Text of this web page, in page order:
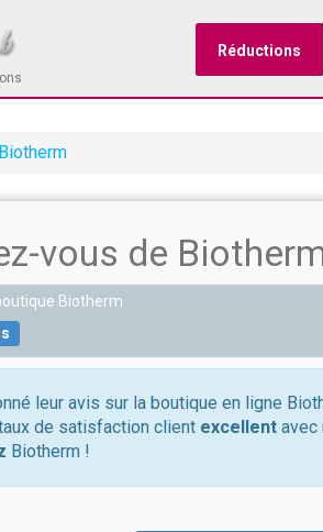
Réductions
Biotherm
vous de
Biotherm
leur avis sur la boutique en ligne
de satisfaction client excellent avec
Biotherm !